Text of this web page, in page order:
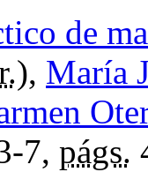
de
), María
7, págs.